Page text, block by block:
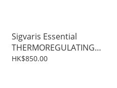
Sigvaris Essential
THERMOREGULATING
Cotton Class II (A-G) 瑞士
HK$850.00